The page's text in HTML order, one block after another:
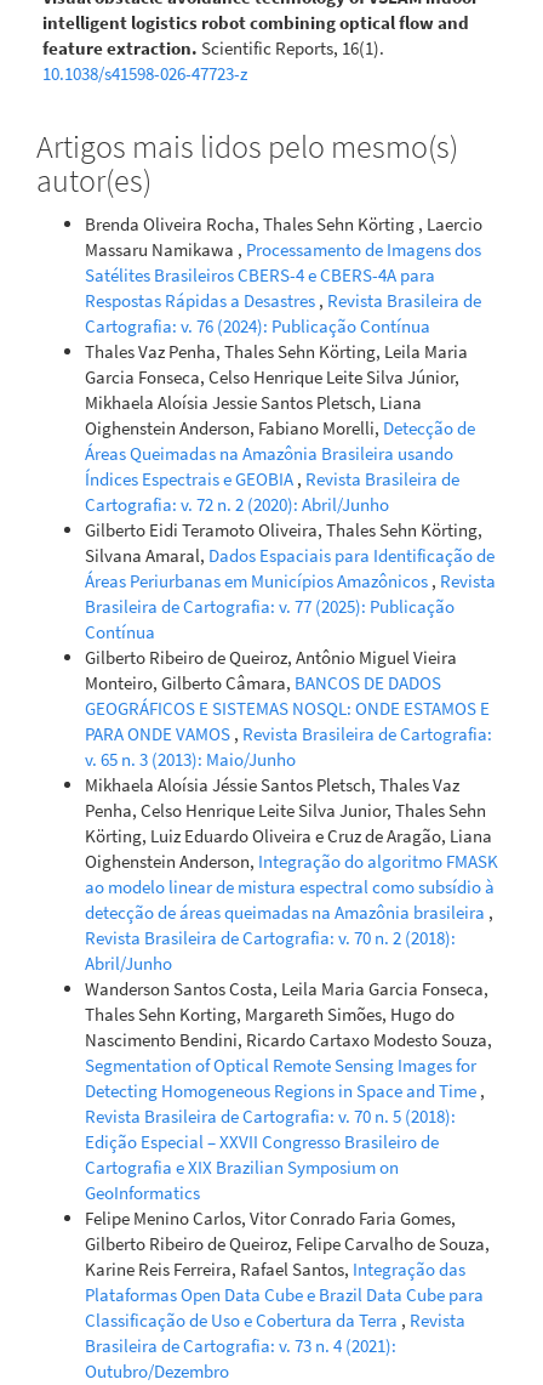
intelligent logistics robot combining optical flow and
feature extraction. Scientific Reports, 16(1).
10.1038/s41598-026-47723-z
Artigos mais lidos pelo mesmo(s)
autor(es)
Brenda Oliveira Rocha, Thales Sehn Körting , Laercio
Massaru Namikawa , Processamento de Imagens dos
Satélites Brasileiros CBERS-4 e CBERS-4A para
Respostas Rápidas a Desastres , Revista Brasileira de
Cartografia: v. 76 (2024): Publicação Contínua
Thales Vaz Penha, Thales Sehn Körting, Leila Maria
Garcia Fonseca, Celso Henrique Leite Silva Júnior,
Mikhaela Aloísia Jessie Santos Pletsch, Liana
Oighenstein Anderson, Fabiano Morelli, Detecção de
Áreas Queimadas na Amazônia Brasileira usando
Índices Espectrais e GEOBIA , Revista Brasileira de
Cartografia: v. 72 n. 2 (2020): Abril/Junho
Gilberto Eidi Teramoto Oliveira, Thales Sehn Körting,
Silvana Amaral, Dados Espaciais para Identificação de
Áreas Periurbanas em Municípios Amazônicos , Revista
Brasileira de Cartografia: v. 77 (2025): Publicação
Contínua
Gilberto Ribeiro de Queiroz, Antônio Miguel Vieira
Monteiro, Gilberto Câmara, BANCOS DE DADOS
GEOGRÁFICOS E SISTEMAS NOSQL: ONDE ESTAMOS E
PARA ONDE VAMOS , Revista Brasileira de Cartografia:
v. 65 n. 3 (2013): Maio/Junho
Mikhaela Aloísia Jéssie Santos Pletsch, Thales Vaz
Penha, Celso Henrique Leite Silva Junior, Thales Sehn
Körting, Luiz Eduardo Oliveira e Cruz de Aragão, Liana
Oighenstein Anderson, Integração do algoritmo FMASK
ao modelo linear de mistura espectral como subsídio à
detecção de áreas queimadas na Amazônia brasileira ,
Revista Brasileira de Cartografia: v. 70 n. 2 (2018):
Abril/Junho
Wanderson Santos Costa, Leila Maria Garcia Fonseca,
Thales Sehn Korting, Margareth Simões, Hugo do
Nascimento Bendini, Ricardo Cartaxo Modesto Souza,
Segmentation of Optical Remote Sensing Images for
Detecting Homogeneous Regions in Space and Time ,
Revista Brasileira de Cartografia: v. 70 n. 5 (2018):
Edição Especial – XXVII Congresso Brasileiro de
Cartografia e XIX Brazilian Symposium on
GeoInformatics
Felipe Menino Carlos, Vitor Conrado Faria Gomes,
Gilberto Ribeiro de Queiroz, Felipe Carvalho de Souza,
Karine Reis Ferreira, Rafael Santos, Integração das
Plataformas Open Data Cube e Brazil Data Cube para
Classificação de Uso e Cobertura da Terra , Revista
Brasileira de Cartografia: v. 73 n. 4 (2021):
Outubro/Dezembro